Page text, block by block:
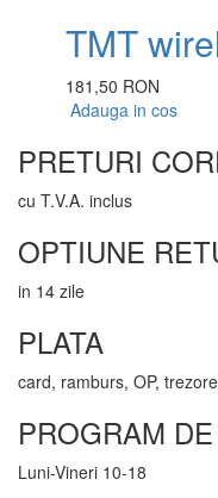
TMT
181,50 RON
Adauga in cos
PRETURI
cu T.V.A. inclus
OPTIUNE
in 14 zile
PLATA
card, ramburs, OP,
PROGRAM
Luni-Vineri 10-18